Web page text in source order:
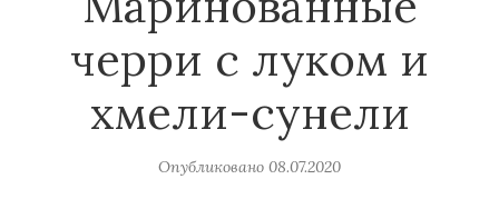
черри с луком и
хмели-сунели
Опубликовано 08.07.2020